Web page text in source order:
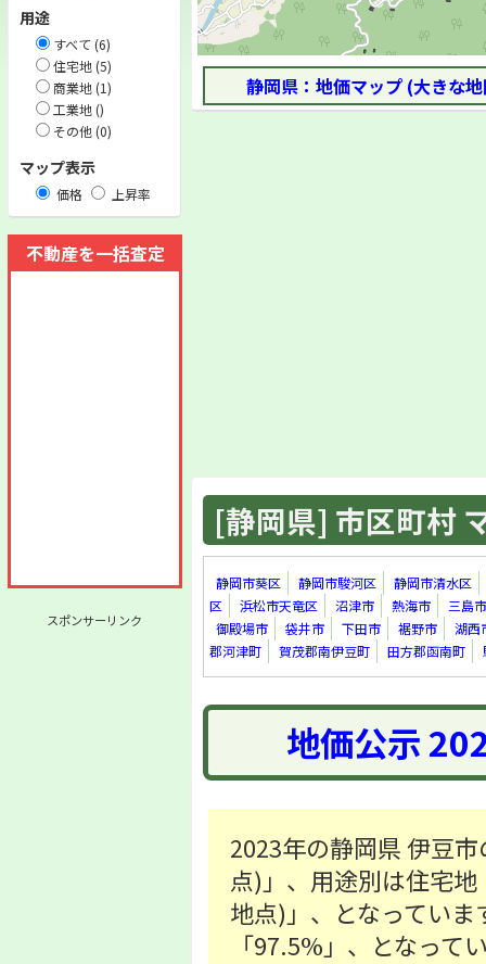
用途
すべて (6)
住宅地 (5)
商業地 (1)
工業地 ()
その他 (0)
マップ表示
価格 上昇率
不動産を一括査定
スポンサーリンク
静岡県：地価マップ (大きな
[静岡県] 市区町村
静岡市葵区 静岡市駿河区
静岡市清水区
区
浜松市天竜区 沼津市 熱海市
三島市
御殿場市
袋井市 下田市 裾野市
湖西
郡河津町
賀茂郡南伊豆町 田方郡函南町
地価公示
2023年の静岡県 伊豆
点)」、用途別は住宅
地点)」、となってい
「97.5%」、となって